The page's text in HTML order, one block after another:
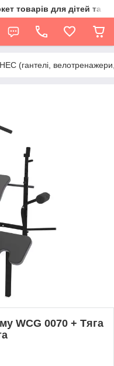
товарів для дітей та їх
(гантелі, велотренажери,
WCG 0070 + Тяга